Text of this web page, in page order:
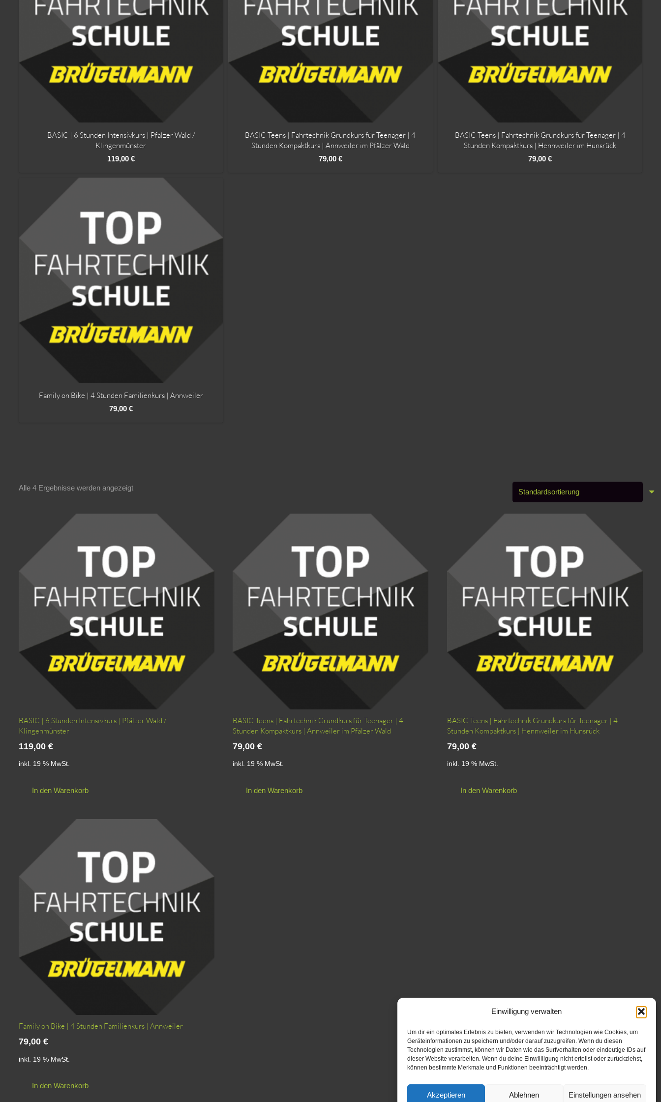
Einwilligung verwalten
Um dir ein optimales Erlebnis zu bieten, verwenden wir Technologien wie Cookies, um
Geräteinformationen zu speichern und/oder darauf zuzugreifen. Wenn du diesen
Technologien zustimmst, können wir Daten wie das Surfverhalten oder eindeutige IDs auf
dieser Website verarbeiten. Wenn du deine Einwillligung nicht erteilst oder zurückziehst,
können bestimmte Merkmale und Funktionen beeinträchtigt werden.
Akzeptieren Ablehnen Einstellungen ansehen
BASIC | 6 Stunden Intensivkurs | Pfälzer Wald /
Klingenmünster
119,00 €
BASIC Teens | Fahrtechnik Grundkurs für Teenager | 4
Stunden Kompaktkurs | Annweiler im Pfälzer Wald
79,00 €
BASIC Teens | Fahrtechnik Grundkurs für Teenager | 4
Stunden Kompaktkurs | Hennweiler im Hunsrück
79,00€
Family on Bike | 4 Stunden Familienkurs | Annweiler
79,00 €
Alle 4 Ergebnisse werden angezeigt
BASIC | 6 Stunden Intensivkurs | Pfälzer Wald /
Klingenmünster
119,00 €
inkl. 19 % MwSt.
In den Warenkorb
BASIC Teens | Fahrtechnik Grundkurs für Teenager | 4
Stunden Kompaktkurs | Annweiler im Pfälzer Wald
79,00 €
inkl. 19 % MwSt.
In den Warenkorb
BASIC Teens | Fahrtechnik Grundkurs für Teenager | 4
Stunden Kompaktkurs | Hennweiler im Hunsrück
79,00 €
inkl. 19 % MwSt.
In den Warenkorb
Family on Bike | 4 Stunden Familienkurs | Annweiler
79,00 €
inkl. 19 % MwSt.
In den Warenkorb